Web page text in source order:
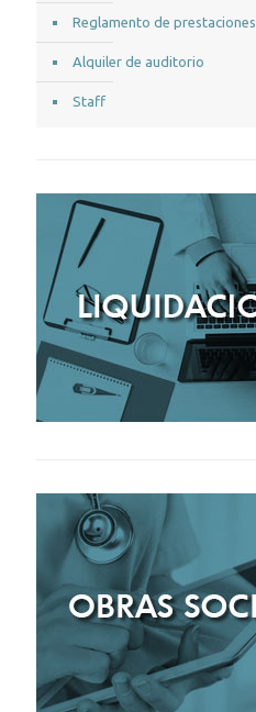
Reglamento de prestaciones
Alquiler de auditorio
Staff